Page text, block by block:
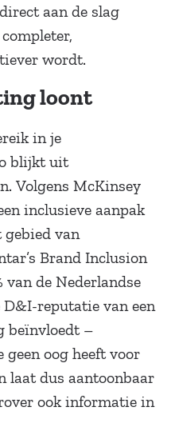
aan de slag
wordt.
loont
in je
blijkt uit
Volgens McKinsey
inclusieve aanpak
gebied van
Brand Inclusion
de Nederlandse
reputatie van een
beïnvloedt –
geen oog heeft voor
laat dus aantoonbaar
ook informatie in